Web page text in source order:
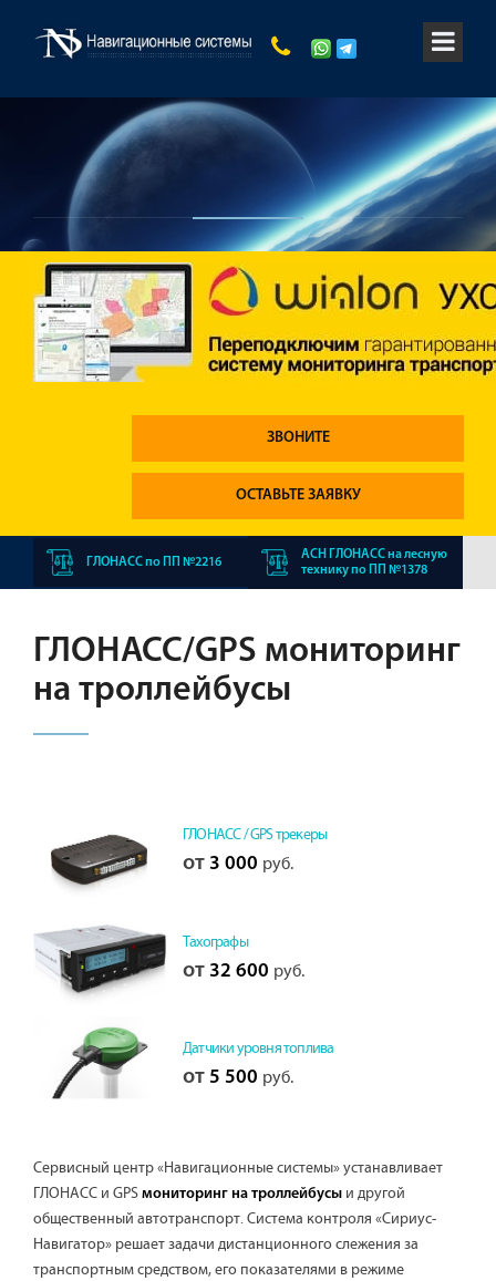
ЗВОНИТЕ
ОСТАВЬТЕ ЗАЯВКУ
ГЛОНАСС по ПП №2216
АСН ГЛОНАСС на лесную
технику по ПП №1378
ГЛОНАСС/GPS мониторинг
на троллейбусы
ГЛОНАСС / GPS трекеры
от 3 000 руб.
Тахографы
от 32 600 руб.
Датчики уровня топлива
от 5 500 руб.
Сервисный центр «Навигационные системы» устанавливает
ГЛОНАСС и GPS мониторинг на троллейбусы и другой
общественный автотранспорт. Система контроля «Сириус-
Навигатор» решает задачи дистанционного слежения за
транспортным средством, его показателями в режиме